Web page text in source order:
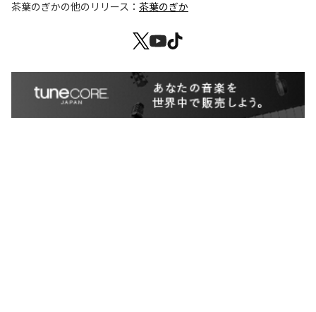
茶葉のぎかの他のリリース： 茶葉のぎか